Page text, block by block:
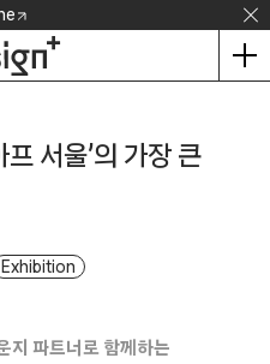
서울’의 가장 큰
Exhibition
지 파트너로 함께하는